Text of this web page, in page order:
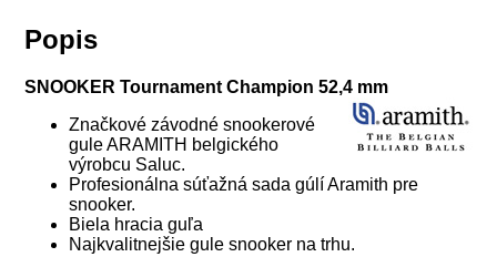
Popis
SNOOKER Tournament Champion 52,4 mm
Značkové závodné snookerové
gule ARAMITH belgického
výrobcu Saluc.
Profesionálna súťažná sada gúlí Aramith pre
snooker.
Biela hracia guľa
Najkvalitnejšie gule snooker na trhu.